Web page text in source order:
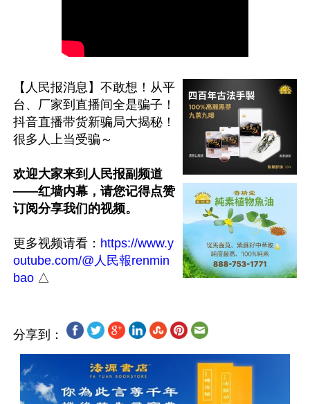
【人民报消息】不敢想！从平
台、厂家到直播间全是骗子！
抖音直播带货新骗局大揭秘！
很多人上当受骗～
欢迎大家来到人民报副频道
——红墙内幕，请您记得点赞
订阅分享我们的视频。
更多视频请看： https://www.y
outube.com/@人民報renmin
bao
分享到：